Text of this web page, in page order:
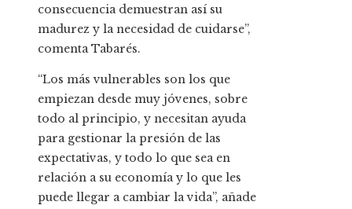
consecuencia demuestran así su
madurez y la necesidad de cuidarse”,
comenta Tabarés.
“Los más vulnerables son los que
empiezan desde muy jóvenes, sobre
todo al principio, y necesitan ayuda
para gestionar la presión de las
expectativas, y todo lo que sea en
relación a su economía y lo que les
puede llegar a cambiar la vida”, añade